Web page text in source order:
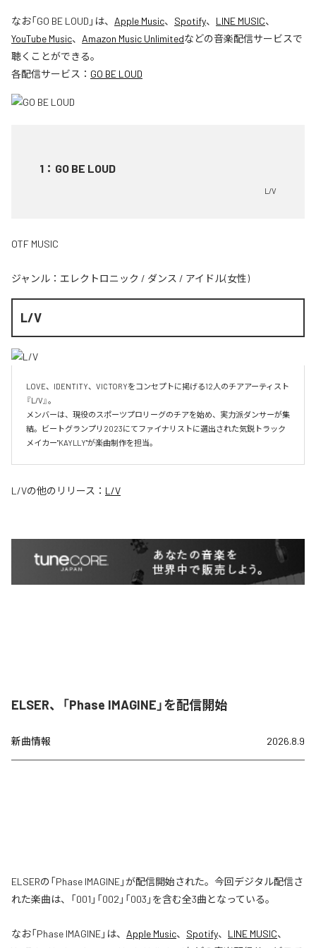
なお「GO BE LOUD 」は、 Apple Music、 Spotify、 LINE MUSIC、
YouTube Music、 Amazon Music Unlimitedなどの音楽配信サービスで
聴くことができる。
各配信サービス： GO BE LOUD
1 ： GO BE LOUD
L/V
OTF MUSIC
ジャンル： エレクトロニック / ダンス / アイドル(女性)
L/V
LOVE、IDENTITY、VICTORYをコンセプトに掲げる12人のチアアーティスト
『L/V』。
メンバーは、現役のスポーツプロリーグのチアを始め、実力派ダンサーが集
結。ビートグランプリ2023にてファイナリストに選出された気鋭トラック
メイカー"KAYLLY"が楽曲制作を担当。
L/Vの他のリリース： L/V
ELSER、「Phase IMAGINE」を配信開始
新曲情報 2026.8.9
ELSERの「Phase IMAGINE」が配信開始された。今回デジタル配信さ
れた楽曲は、「001」「002」「003」を含む全3曲となっている。
なお「Phase IMAGINE」は、 Apple Music、 Spotify、 LINE MUSIC、